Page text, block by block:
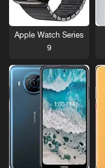
Apple Watch Series
9